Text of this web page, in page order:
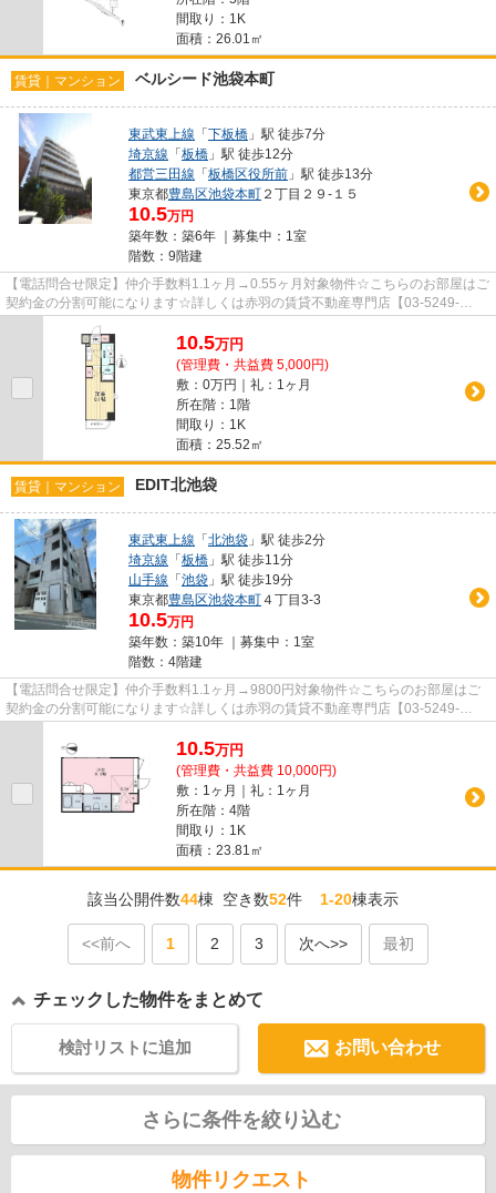
間取り：1K
面積：26.01㎡
賃貸｜マンション ベルシード池袋本町
東武東上線 「下板橋 」駅 徒歩7分
埼京線 「板橋 」駅 徒歩12分
都営三田線 「板橋区役所前 」駅 徒歩13分
東京都豊島区池袋本町 ２丁目２９-１５
10.5万円
築年数：築6年 ｜募集中： 1室
階数：9階建
【電話問合せ限定】仲介手数料1.1ヶ月→0.55ヶ月対象物件☆こちらのお部屋はご
契約金の分割可能になります☆詳しくは赤羽の賃貸不動産専門店【03-5249-
4177】VISION赤羽店までご連絡下さ...
10.5万円
(管理費・共益費 5,000円)
敷：0万円｜礼：1ヶ月
所在階：1階
間取り：1K
面積：25.52㎡
賃貸｜マンション EDIT北池袋
東武東上線 「北池袋 」駅 徒歩2分
埼京線 「板橋 」駅 徒歩11分
山手線 「池袋 」駅 徒歩19分
東京都豊島区池袋本町４丁目3-3
10.5万円
築年数：築10年 ｜募集中： 1室
階数：4階建
【電話問合せ限定】仲介手数料1.1ヶ月→9800円対象物件☆こちらのお部屋はご
契約金の分割可能になります☆詳しくは赤羽の賃貸不動産専門店【03-5249-
4177】VISION赤羽店までご連絡下さい！！
10.5万円
(管理費・共益費 10,000円)
敷：1ヶ月｜礼：1ヶ月
所在階：4階
間取り：1K
面積：23.81㎡
該当公開件数44棟 空き数52件1-20棟表示
<<前へ 1 2 3 次へ>> 最初
チェックした物件をまとめて
お問い合わせ
検討リストに追加
さらに条件を絞り込む
物件リクエスト